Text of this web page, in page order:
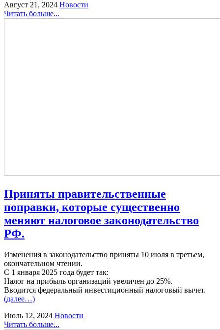
Август 21, 2024 Новости
Читать больше...
Приняты правительственные
поправки, которые существенно
меняют налоговое законодательство
РФ.
Изменения в законодательство приняты 10 июля в третьем,
окончательном чтении.
С 1 января 2025 года будет так:
Налог на прибыль организаций увеличен до 25%.
Вводится федеральный инвестиционный налоговый вычет.
(далее…)
Июль 12, 2024 Новости
Читать больше...